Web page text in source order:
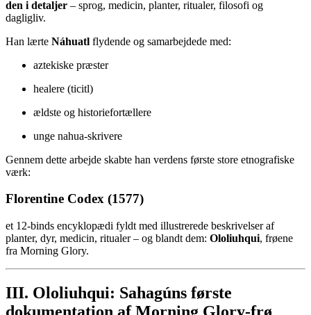
den i detaljer – sprog, medicin, planter, ritualer, filosofi og
dagligliv.
Han lærte Náhuatl flydende og samarbejdede med:
aztekiske præster
healere (ticitl)
ældste og historiefortællere
unge nahua-skrivere
Gennem dette arbejde skabte han verdens første store etnografiske
værk:
Florentine Codex (1577)
et 12-binds encyklopædi fyldt med illustrerede beskrivelser af
planter, dyr, medicin, ritualer – og blandt dem: Ololiuhqui, frøene
fra Morning Glory.
III. Ololiuhqui: Sahagúns første